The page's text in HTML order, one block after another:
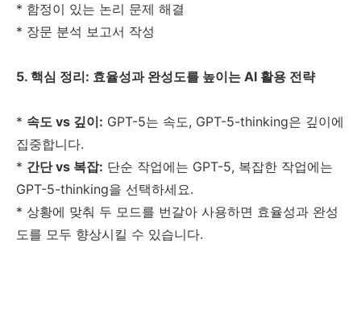
* 함정이 있는 논리 문제 해결
* 장문 분석 보고서 작성
5. 핵심 정리: 효율성과 완성도를 높이는 AI 활용 전략
* 속도 vs 깊이: GPT-5는 속도, GPT-5-thinking은 깊이에
집중합니다.
* 간단 vs 복잡: 단순 작업에는 GPT-5, 복잡한 작업에는
GPT-5-thinking을 선택하세요.
* 상황에 맞춰 두 모드를 번갈아 사용하면 효율성과 완성
도를 모두 향상시킬 수 있습니다.